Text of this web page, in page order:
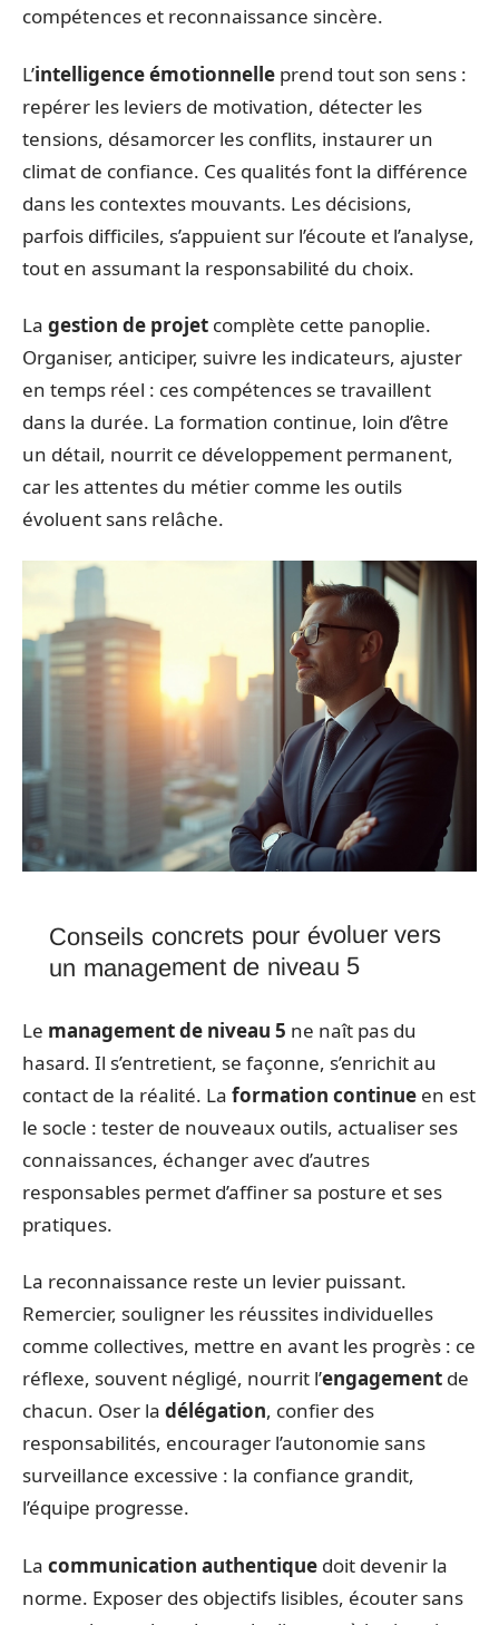
compétences et reconnaissance sincère.
L’intelligence émotionnelle prend tout son sens :
repérer les leviers de motivation, détecter les
tensions, désamorcer les conflits, instaurer un
climat de confiance. Ces qualités font la différence
dans les contextes mouvants. Les décisions,
parfois difficiles, s’appuient sur l’écoute et l’analyse,
tout en assumant la responsabilité du choix.
La gestion de projet complète cette panoplie.
Organiser, anticiper, suivre les indicateurs, ajuster
en temps réel : ces compétences se travaillent
dans la durée. La formation continue, loin d’être
un détail, nourrit ce développement permanent,
car les attentes du métier comme les outils
évoluent sans relâche.
Conseils concrets pour évoluer vers
un management de niveau 5
Le management de niveau 5 ne naît pas du
hasard. Il s’entretient, se façonne, s’enrichit au
contact de la réalité. La formation continue en est
le socle : tester de nouveaux outils, actualiser ses
connaissances, échanger avec d’autres
responsables permet d’affiner sa posture et ses
pratiques.
La reconnaissance reste un levier puissant.
Remercier, souligner les réussites individuelles
comme collectives, mettre en avant les progrès : ce
réflexe, souvent négligé, nourrit l’engagement de
chacun. Oser la délégation, confier des
responsabilités, encourager l’autonomie sans
surveillance excessive : la confiance grandit,
l’équipe progresse.
La communication authentique doit devenir la
norme. Exposer des objectifs lisibles, écouter sans